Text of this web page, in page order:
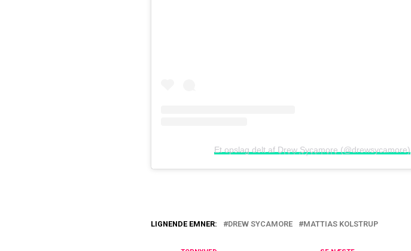
Et opslag delt af D͎r͎e͎w͎ ͎S͎y͎c͎a͎m͎o͎r͎e͎ (@drewsycamore)
LIGNENDE EMNER: DREW SYCAMORE MATTIAS KOLSTRUP